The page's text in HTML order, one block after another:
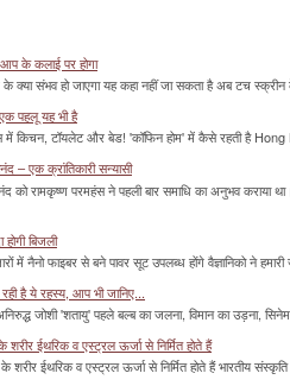
के कलाई पर होगा
के क्या संभव हो जाएगा यह कहा नहीं जा सकता है अब टच
पहलू यह भी है
में किचन, टॉयलेट और बेड! 'कॉफिन होम' में कैसे रहती है Hong
– एक क्रांतिकारी सन्यासी
को रामकृष्ण परमहंस ने पहली बार समाधि का अनुभव
बिजली
में नैनो फाइबर से बने पावर सूट उपलब्ध होंगे वैज्ञानिको ने
है ये रहस्य, आप भी जानिए...
जोशी 'शतायु' पहले बल्ब का जलना, विमान का उड़ना,
शरीर ईथरिक व एस्ट्रल ऊर्जा से निर्मित होते हैं
शरीर ईथरिक व एस्ट्रल ऊर्जा से निर्मित होते हैं भारतीय